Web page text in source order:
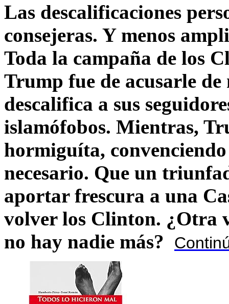
Las descalificaciones
consejeras. Y menos
Toda la campaña de los
Trump fue de acusarle
descalifica a sus
islamófobos. Mientras,
hormiguíta,
necesario. Que un
aportar frescura a una
volver los Clinton. ¿Otra
no hay nadie más?